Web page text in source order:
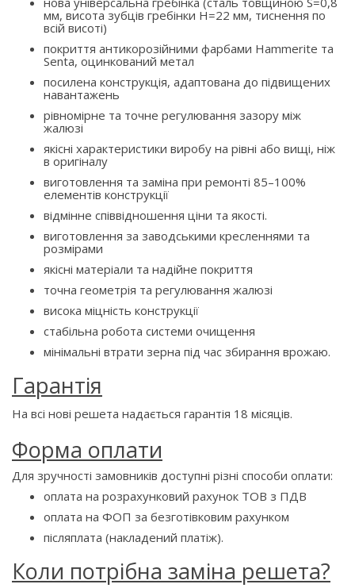
мм, висота зубців гребінки H=22 мм, тиснення по
всій висоті)
покриття антикорозійними фарбами Hammerite та
Senta, оцинкований метал
посилена конструкція, адаптована до підвищених
навантажень
рівномірне та точне регулювання зазору між
жалюзі
якісні характеристики виробу на рівні або вищі, ніж
в оригіналу
виготовлення та заміна при ремонті 85–100%
елементів конструкції
відмінне співвідношення ціни та якості.
виготовлення за заводськими кресленнями та
розмірами
якісні матеріали та надійне покриття
точна геометрія та регулювання жалюзі
висока міцність конструкції
стабільна робота системи очищення
мінімальні втрати зерна під час збирання врожаю.
Гарантія
На всі нові решета надається гарантія 18 місяців.
Форма оплати
Для зручності замовників доступні різні способи оплати:
оплата на розрахунковий рахунок ТОВ з ПДВ
оплата на ФОП за безготівковим рахунком
післяплата (накладений платіж).
Коли потрібна заміна решета?